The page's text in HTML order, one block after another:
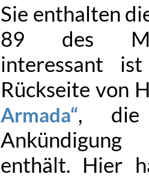
Sie enthalten
89 des
interessant
Rückseite von
Armada , die
enthält. Hier